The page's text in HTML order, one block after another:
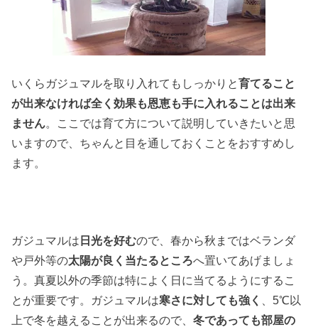
いくらガジュマルを取り入れてもしっかりと育てること
が出来なければ全く効果も恩恵も手に入れることは出来
ません。ここでは育て方について説明していきたいと思
いますので、ちゃんと目を通しておくことをおすすめし
ます。
ガジュマルは 日光を好むので、春から秋まではベランダ
や戸外等の太陽が良く当たるところへ置いてあげましょ
う。真夏以外の季節は特によく日に当てるようにするこ
とが重要です。ガジュマルは寒さに対しても強く
、5℃以
上で冬を越えることが出来るので、冬であっても部屋の